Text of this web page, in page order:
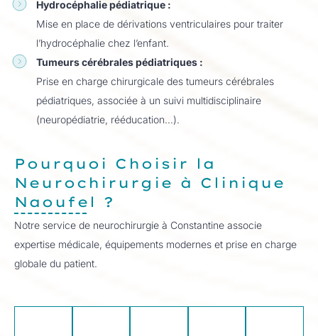
Hydrocéphalie pédiatrique :
Mise en place de dérivations ventriculaires pour traiter
l’hydrocéphalie chez l’enfant.
Tumeurs cérébrales pédiatriques :
Prise en charge chirurgicale des tumeurs cérébrales
pédiatriques, associée à un suivi multidisciplinaire
(neuropédiatrie, rééducation…).
Pourquoi Choisir la
Neurochirurgie à Clinique
Naoufel ?
Notre service de neurochirurgie à Constantine associe
expertise médicale, équipements modernes et prise en charge
globale du patient.